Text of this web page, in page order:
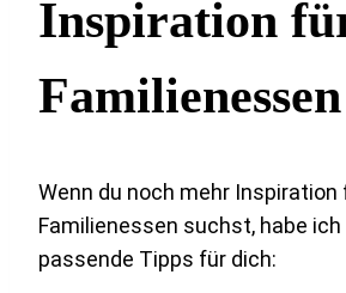
Inspiration
Wenn du noch mehr Inspiration
Familienessen suchst, habe ich
passende Tipps für dich: